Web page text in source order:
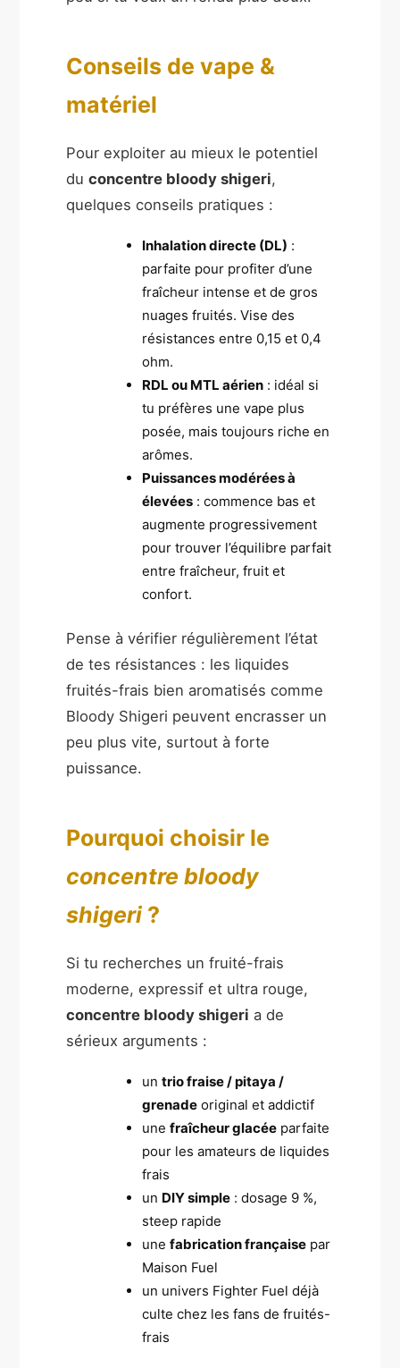
Conseils de vape &
matériel
Pour exploiter au mieux le potentiel
duconcentre bloody shigeri,
quelques conseils pratiques :
Inhalation directe (DL) :
parfaite pour profiter d’une
fraîcheur intense et de gros
nuages fruités. Vise des
résistances entre 0,15 et 0,4
ohm.
RDL ou MTL aérien : idéal si
tu préfères une vape plus
posée, mais toujours riche en
arômes.
Puissances modérées à
élevées : commence bas et
augmente progressivement
pour trouver l’équilibre parfait
entre fraîcheur, fruit et
confort.
Pense à vérifier régulièrement l’état
de tes résistances : les liquides
fruités-frais bien aromatisés comme
Bloody Shigeri peuvent encrasser un
peu plus vite, surtout à forte
puissance.
Pourquoi choisir le
concentre bloody
shigeri?
Si tu recherches un fruité-frais
moderne, expressif et ultra rouge,
concentre bloody shigeri a de
sérieux arguments :
untrio fraise / pitaya /
grenade original et addictif
unefraîcheur glacée parfaite
pour les amateurs de liquides
frais
un DIY simple : dosage 9 %,
steep rapide
unefabrication française par
Maison Fuel
un univers Fighter Fuel déjà
culte chez les fans de fruités-
frais